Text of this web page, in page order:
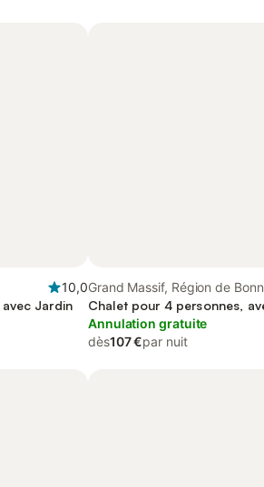
10,0
Jardin
Grand Massif, Région de
Chalet pour 4 personnes,
Annulation gratuite
dès107 €par nuit